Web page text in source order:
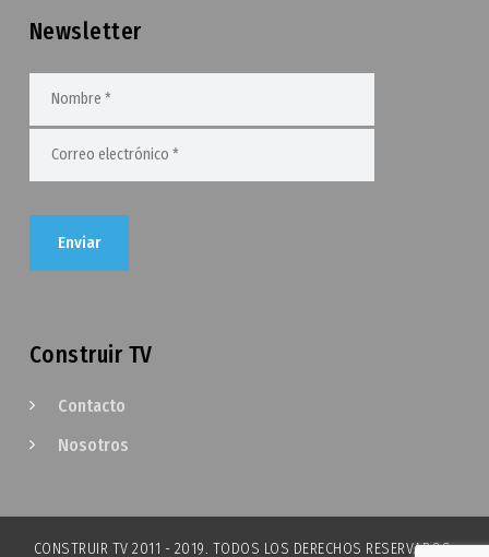
Newsletter
Construir TV
Contacto
Nosotros
CONSTRUIR TV 2011 - 2019. TODOS LOS DERECHOS RESERVADOS.